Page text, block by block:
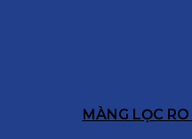
MÀNG LỌC